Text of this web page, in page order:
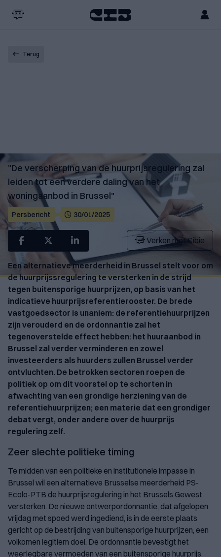
Terug
"De verscherping van de huurprijsregulering zal
leiden tot een verdere daling van het
woningaanbod in Brussel"
Persbericht 30/01/2025
Verken met Cibie
Een alternatieve meerderheid in Brussel stelt voor om
de huurprijssregulering te versterken in de strijd
tegen buitensporige huurprijzen, op basis van het
indicatieve huurprijsreferentierooster. De brede
vastgoedsector is unaniem: de referentiehuurprijzen
zijn verouderd en de ordonnantie zal het
tegenoverstelde effect hebben: het huuraanbod in
Brussel zal verder verminderen en zowel
investeerders als huurders zullen Brussel verder
ontvluchten. De betrokken sectoren roepen de
politiek op om dit voorstel op te schorten in
afwachting van een grondige herziening van de
referentiehuurprijzen; een materie dat een grondiger
debat vergt, onder andere over de huurprijs
regulering zelf.
Zeer slechte politieke timing
Te midden van een politieke en institutionele impasse in
Brussel wil een alternatieve Brusselse meerderheid PS-
Ecolo-PTB de huurprijsregulering in het Brussels Gewest
versterken. De nieuwe ontwerpordonnantie, dat afgelopen
vrijdag met spoed werd ingediend, is in de eerste plaats
gericht op de bestrijding van buitensporige huurprijzen, een
volkomen legitiem doel. De ordonnantie bevestigt het
weerlegbare vermoeden van een buitensporige huurprijs